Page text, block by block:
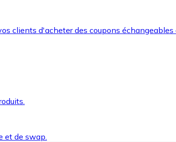
clients d'acheter des coupons
et de swap.